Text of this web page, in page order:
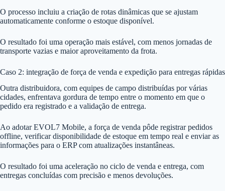
O processo incluiu a criação de rotas dinâmicas que se ajustam
automaticamente conforme o estoque disponível.
O resultado foi uma operação mais estável, com menos jornadas de
transporte vazias e maior aproveitamento da frota.
Caso 2: integração de força de venda e expedição para entregas rápidas
Outra distribuidora, com equipes de campo distribuídas por várias
cidades, enfrentava gordura de tempo entre o momento em que o
pedido era registrado e a validação de entrega.
Ao adotar EVOL7 Mobile, a força de venda pôde registrar pedidos
offline, verificar disponibilidade de estoque em tempo real e enviar as
informações para o ERP com atualizações instantâneas.
O resultado foi uma aceleração no ciclo de venda e entrega, com
entregas concluídas com precisão e menos devoluções.